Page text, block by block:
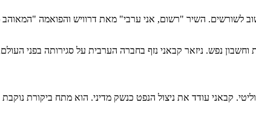
לשורשים. השיר "רשום, אני ערבי" מאת דרוויש והפואמה
קבאני עודד את ניצול הנפט כנשק מדיני. הוא מתח ביקורת